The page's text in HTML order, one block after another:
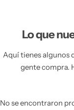
Lo que
Aquí tienes algunos
gente compra.
No se encontraron